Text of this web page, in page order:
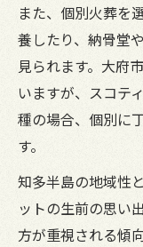
また、個別火葬を
養したり、納骨堂
見られます。大府
いますが、スコテ
種の場合、個別に
す。
知多半島の地域性
ットの生前の思い
方が重視される傾